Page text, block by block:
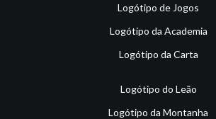
Logótipo de Jogos
Logótipo da Academia
Logótipo da Carta
Logótipo do Leão
Logótipo da Montanha